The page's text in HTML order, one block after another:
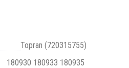
Topran (720315755)
180930 180933 180935